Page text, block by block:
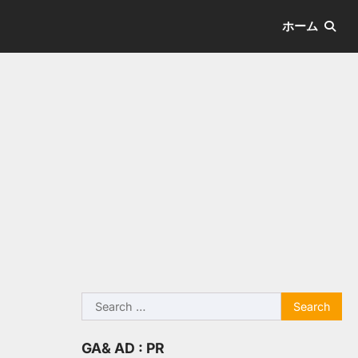
ホーム
Search
for:
GA& AD : PR